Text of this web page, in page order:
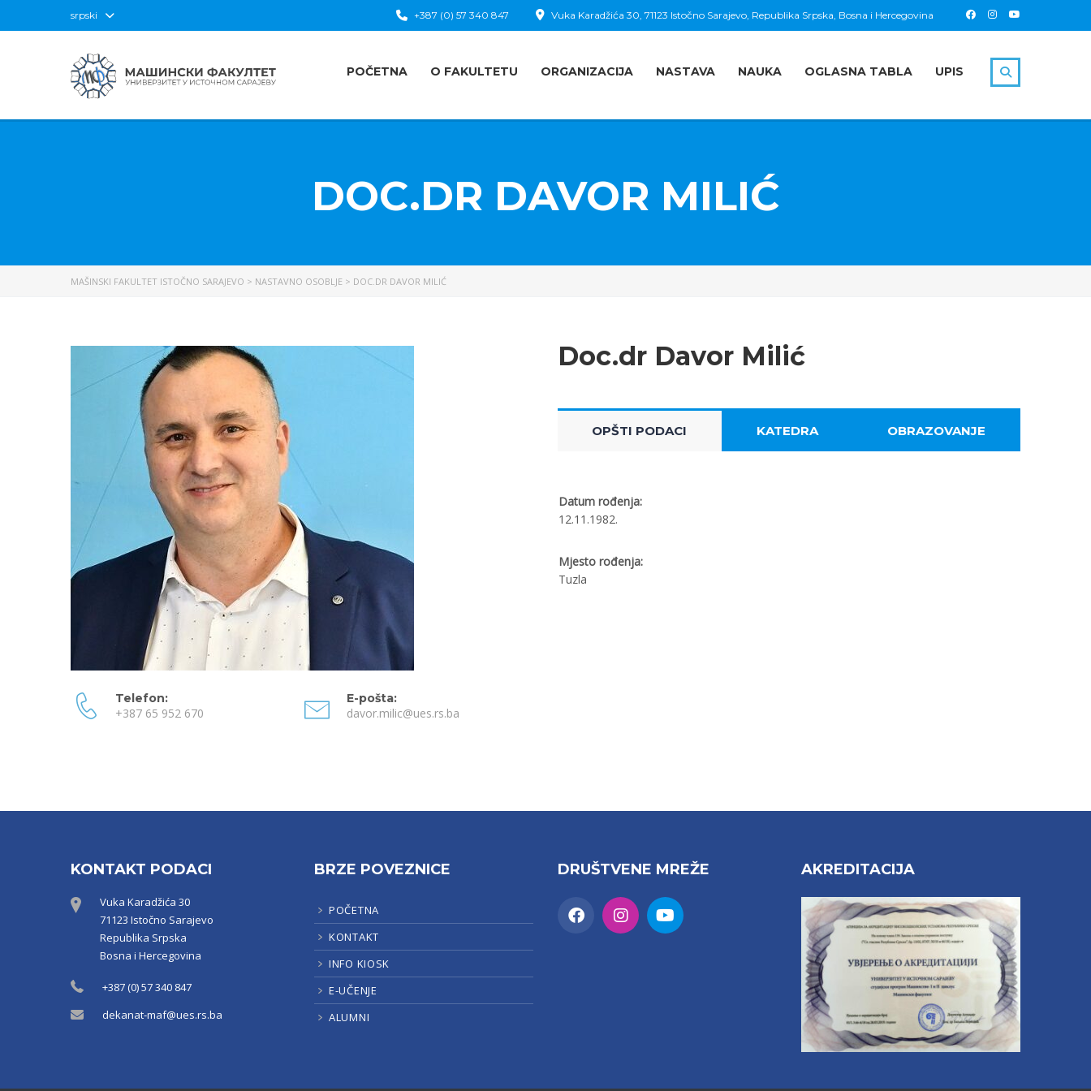
srpski Vuka Karadžića 30, 71123 Istočno Sarajevo, Republika Srpska, Bosna i Hercegovina
+387 (0) 57 340 847
POČETNA O FAKULTETU ORGANIZACIJA NASTAVA NAUKA OGLASNA TABLA UPIS
DOC.DR DAVOR MILIĆ
MAŠINSKI FAKULTET ISTOČNO SARAJEVO > NASTAVNO OSOBLJE > DOC.DR DAVOR MILIĆ
Telefon:
+387 65 952 670
E-pošta:
davor.milic@ues.rs.ba
Doc.dr Davor Milić
OPŠTI PODACI KATEDRA OBRAZOVANJE
Datum rođenja:
12.11.1982.
Mjesto rođenja:
Tuzla
KONTAKT PODACI
Vuka Karadžića 30
71123 Istočno Sarajevo
Republika Srpska
Bosna i Hercegovina
+387 (0) 57 340 847
dekanat-maf@ues.rs.ba
BRZE POVEZNICE
POČETNA
KONTAKT
INFO KIOSK
E-UČENJE
ALUMNI
DRUŠTVENE MREŽE AKREDITACIJA